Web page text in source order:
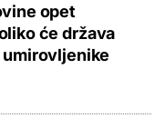
opet
će država